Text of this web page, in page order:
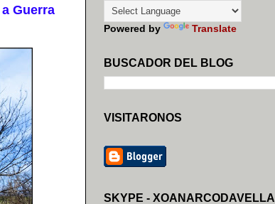
Guerra
Powered by Translate
BUSCADOR DEL BLOG
VISITARONOS
SKYPE - XOANARCODAVELLA